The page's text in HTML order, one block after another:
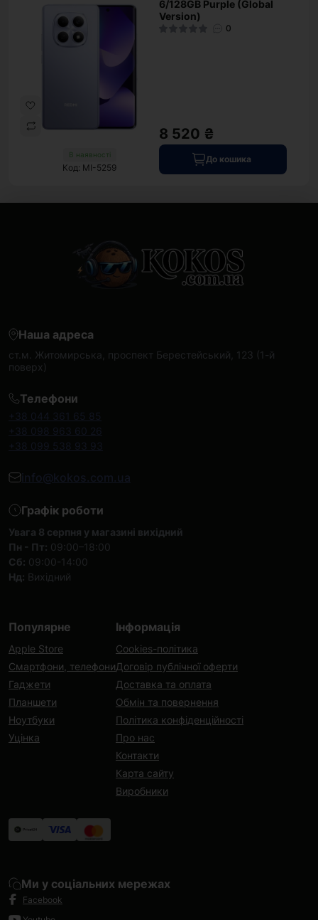
В наявності
Код: MI-5259
6/128GB Purple (Global
Version)
0
8 520 ₴
До кошика
Наша адреса
ст.м. Житомирська, проспект Берестейський, 123 (1-й
поверх)
Телефони
+38 044 361 65 85
+38 098 963 60 26
+38 099 538 93 93
info@kokos.com.ua
Графік роботи
Увага 8 серпня у магазині вихідний
Пн - Пт: 09:00–18:00
Сб: 09:00-14:00
Нд: Вихідний
Популярне
Apple Store
Смартфони, телефони
Гаджети
Планшети
Ноутбуки
Уцінка
Інформація
Cookies-політика
Договір публічної оферти
Доставка та оплата
Обмін та повернення
Політика конфіденційності
Про нас
Контакти
Карта сайту
Виробники
Ми у соціальних мережах
Facebook